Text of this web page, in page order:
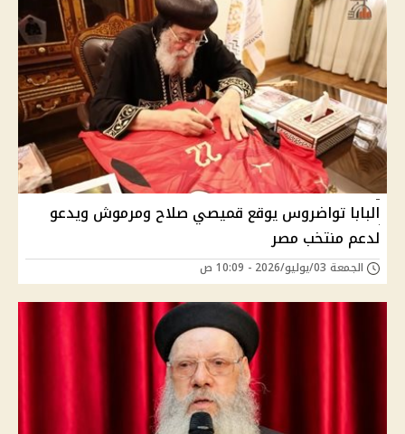
البابا تواضروس يوقع قميصي صلاح ومرموش ويدعو
لدعم منتخب مصر
الجمعة 03/يوليو/2026 - 10:09 ص